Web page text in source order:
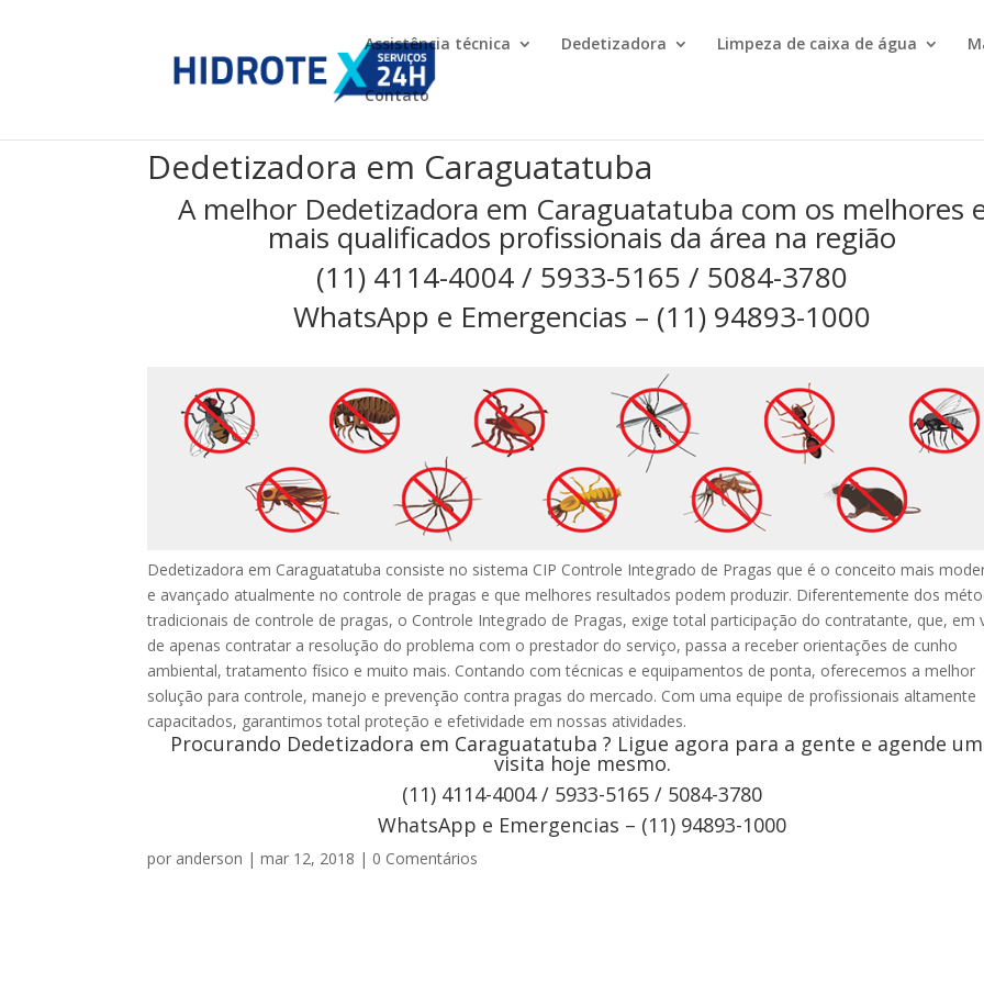
Assistência técnica Dedetizadora Limpeza de caixa de água
Contato
Dedetizadora em Caraguatatuba
A melhor Dedetizadora em Caraguatatuba com os melhores
mais qualificados profissionais da área na região
(11) 4114-4004 / 5933-5165 / 5084-3780
WhatsApp e Emergencias – (11) 94893-1000
Dedetizadora em Caraguatatuba consiste no sistema CIP Controle Integrado de Pragas que é o conceito mais
e avançado atualmente no controle de pragas e que melhores resultados podem produzir. Diferentemente dos
tradicionais de controle de pragas, o Controle Integrado de Pragas, exige total participação do contratante, que, em
de apenas contratar a resolução do problema com o prestador do serviço, passa a receber orientações de cunho
ambiental, tratamento físico e muito mais. Contando com técnicas e equipamentos de ponta, oferecemos a melhor
solução para controle, manejo e prevenção contra pragas do mercado. Com uma equipe de profissionais altamente
capacitados, garantimos total proteção e efetividade em nossas atividades.
Procurando Dedetizadora em Caraguatatuba ? Ligue agora para a gente e agende
visita hoje mesmo.
(11) 4114-4004 / 5933-5165 / 5084-3780
WhatsApp e Emergencias – (11) 94893-1000
por anderson |mar 12, 2018 | 0 Comentários